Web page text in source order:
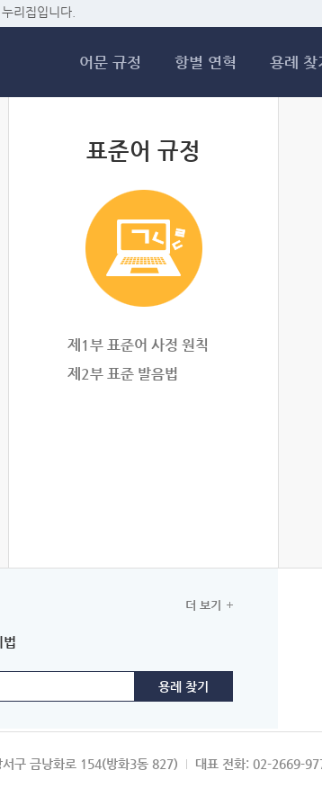
리집입니다.
어문 규정 항별 연혁 용례 찾
표준어 규정
제1부 표준어 사정 원칙
제2부 표준 발음법
법
더 보기
구 금낭화로 154(방화3동 827) 대표 전화: 02-2669-